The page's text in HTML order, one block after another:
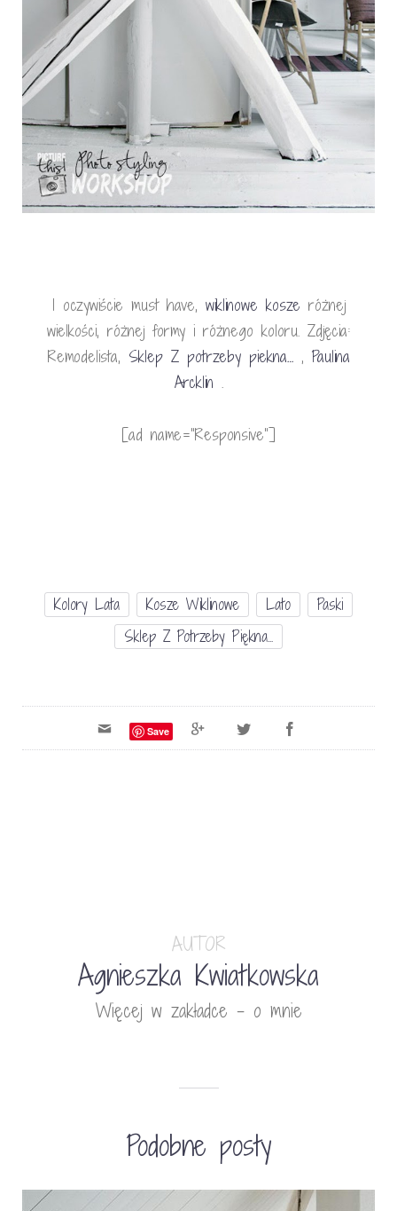
I oczywiście must have, wiklinowe kosze różnej
wielkości, różnej formy i różnego koloru. Zdjęcia:
Remodelista, Sklep Z potrzeby piekna…, Paulina
Arcklin .
[ad name=”Responsive”]
Kolory Lata Kosze Wiklinowe Lato
Paski
Sklep Z Potrzeby Piękna...
Save
AUTOR
Agnieszka Kwiatkowska
Więcej w zakładce - o mnie
Podobne posty